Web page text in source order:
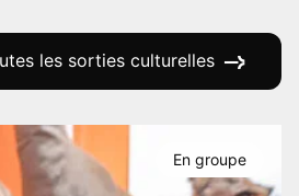
les sorties culturelles
En groupe